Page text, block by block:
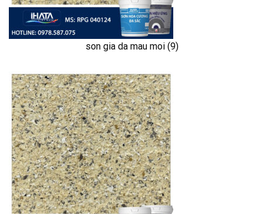
son gia da mau moi (9)